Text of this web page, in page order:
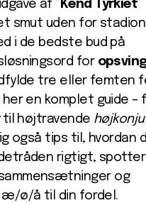
af “ Kend Tyrkiet”
smut uden for
i de bedste bud på
for
tre eller femten
en komplet guide –
til højtravende
også tips til, hvordan
rigtigt,
og
æ/ø/å til din fordel.